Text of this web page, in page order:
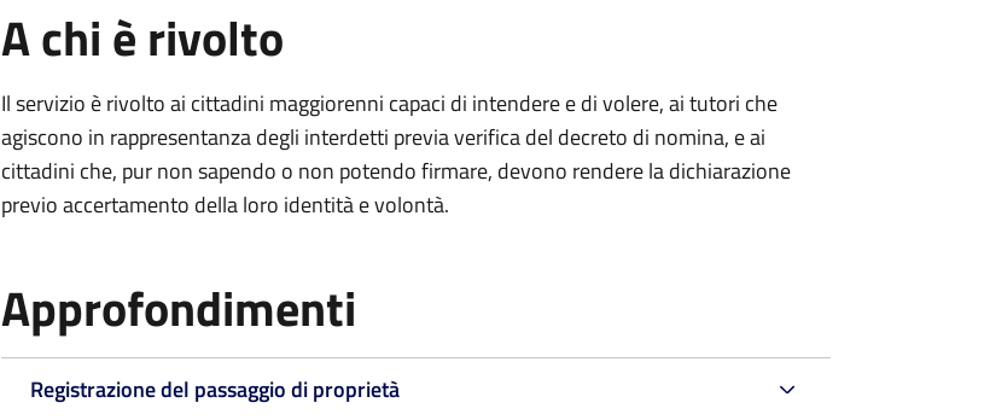
A chi è rivolto
Il servizio è rivolto ai cittadini maggiorenni capaci di intendere e di volere, ai tutori che
agiscono in rappresentanza degli interdetti previa verifica del decreto di nomina, e ai
cittadini che, pur non sapendo o non potendo firmare, devono rendere la dichiarazione
previo accertamento della loro identità e volontà.
Approfondimenti
Registrazione del passaggio di proprietà